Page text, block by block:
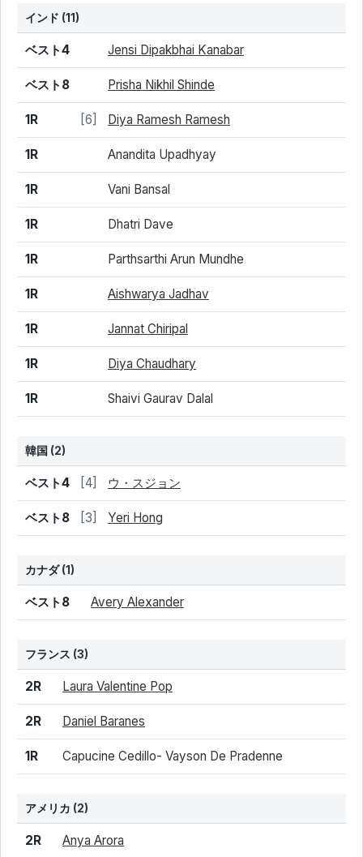
インド (11)
結果 シード 選手名
ベスト4 Jensi Dipakbhai Kanabar
ベスト8 Prisha Nikhil Shinde
1R [6] Diya Ramesh Ramesh
1R Anandita Upadhyay
1R Vani Bansal
1R Dhatri Dave
1R Parthsarthi Arun Mundhe
1R Aishwarya Jadhav
1R Jannat Chiripal
1R Diya Chaudhary
1R Shaivi Gaurav Dalal
韓国 (2)
結果 シード 選手名
ベスト4 [4] ウ・スジョン
ベスト8 [3] Yeri Hong
カナダ(1)
結果 シード 選手名
ベスト8 Avery Alexander
フランス (3)
結果 シード 選手名
2R Laura Valentine Pop
2R Daniel Baranes
1R Capucine Cedillo- Vayson De Pradenne
アメリカ (2)
結果 シード 選手名
2R Anya Arora